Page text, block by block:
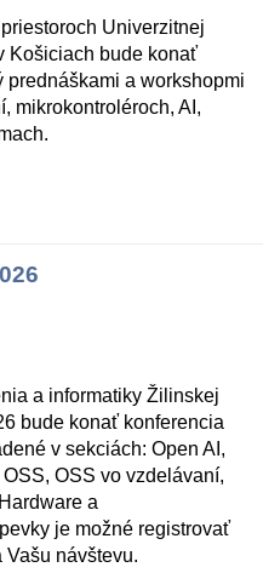
Univerzitnej
Košiciach bude konať
prednáškami a workshopmi
mikrokontroléroch, AI,
a informatiky Žilinskej
bude konať konferencia
v sekciách: Open AI,
OSS vo vzdelávaní,
a
je možné registrovať
Vašu návštevu.